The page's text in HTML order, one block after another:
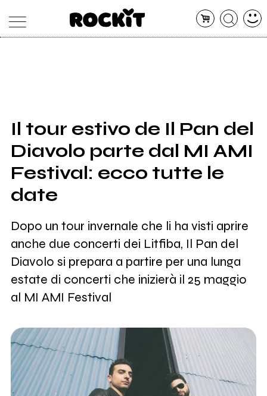
SHOP
RADIO
Il tour estivo de Il Pan del
Diavolo parte dal MI AMI
Festival: ecco tutte le
date
Dopo un tour invernale che li ha visti aprire
anche due concerti dei Litfiba, Il Pan del
Diavolo si prepara a partire per una lunga
estate di concerti che inizierà il 25 maggio
al MI AMI Festival